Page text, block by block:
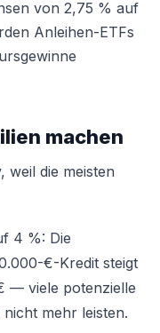
von 2,75 % auf
Anleihen-ETFs
machen
weil die meisten
4 %: Die
€-Kredit steigt
— viele potenzielle
mehr leisten.